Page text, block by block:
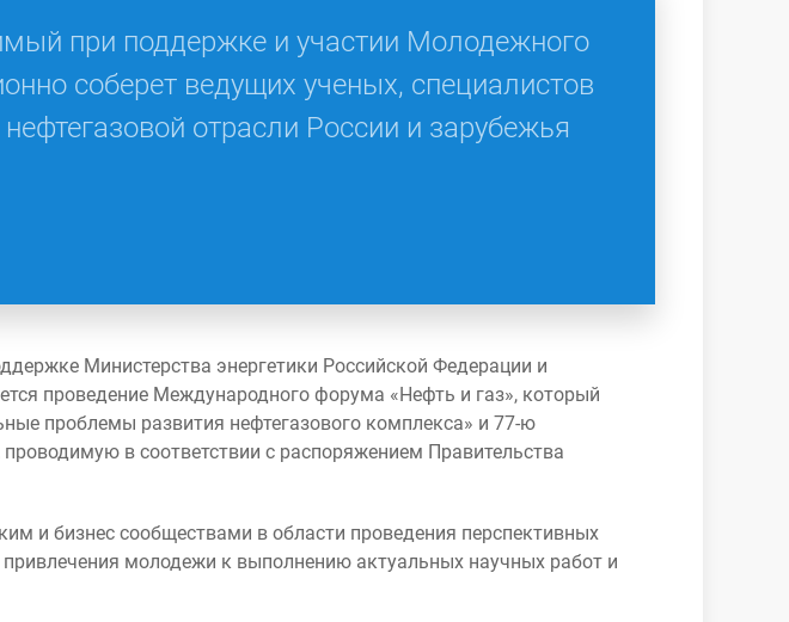
при поддержке и участии Молодежного
соберет ведущих ученых, специалистов
отрасли России и зарубежья
Министерства энергетики Российской Федерации и
проведение Международного форума «Нефть и газ», который
проблемы развития нефтегазового комплекса» и 77-ю
в соответствии с распоряжением Правительства
и бизнес сообществами в области проведения перспективных
молодежи к выполнению актуальных научных работ и